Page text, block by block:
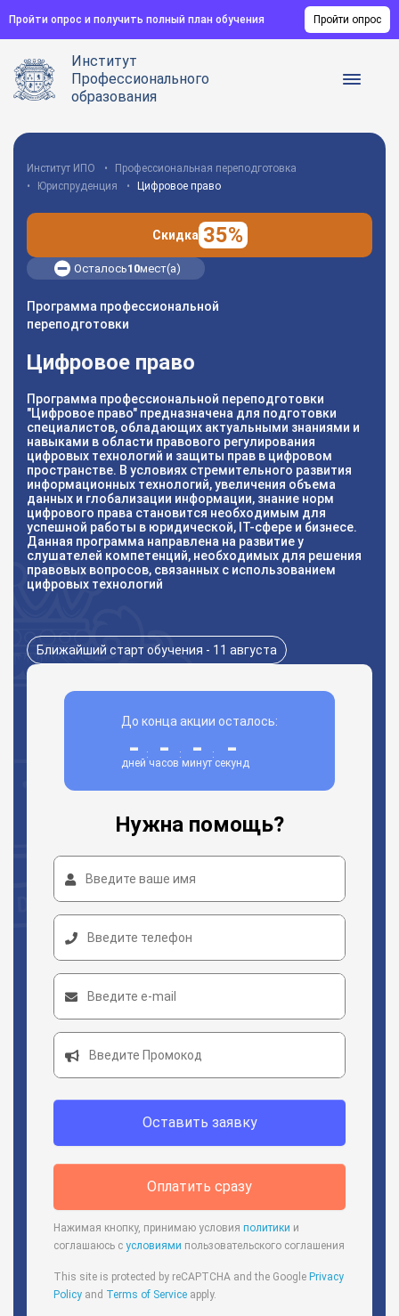
Пройти опрос и получить полный план обучения Пройти опрос
Институт
Профессионального
образования
Институт ИПО
Профессиональная переподготовка
Юриспруденция
Цифровое право
Скидка 35%
Осталось10мест(а)
Программа профессиональной
переподготовки
Цифровое право
Программа профессиональной переподготовки
"Цифровое право" предназначена для подготовки
специалистов, обладающих актуальными знаниями и
навыками в области правового регулирования
цифровых технологий и защиты прав в цифровом
пространстве. В условиях стремительного развития
информационных технологий, увеличения объема
данных и глобализации информации, знание норм
цифрового права становится необходимым для
успешной работы в юридической, IT-сфере и бизнесе.
Данная программа направлена на развитие у
слушателей компетенций, необходимых для решения
правовых вопросов, связанных с использованием
цифровых технологий
Ближайший старт обучения - 11 августа
До конца акции осталось:
-
дней
: -
часов
: -
минут
: -
секунд
Нужна помощь?
Оставить заявку
Оплатить сразу
Нажимая кнопку, принимаю условия политики и
соглашаюсь с условиями пользовательского соглашения
This site is protected by reCAPTCHA and the Google Privacy
Policy and Terms of Service apply.